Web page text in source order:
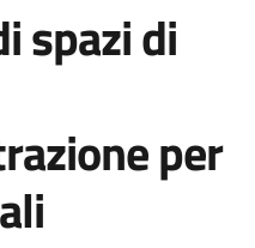
spazi di
per